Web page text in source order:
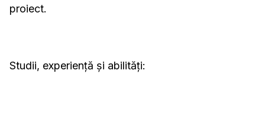
proiect.
Studii, experiență și abilități: